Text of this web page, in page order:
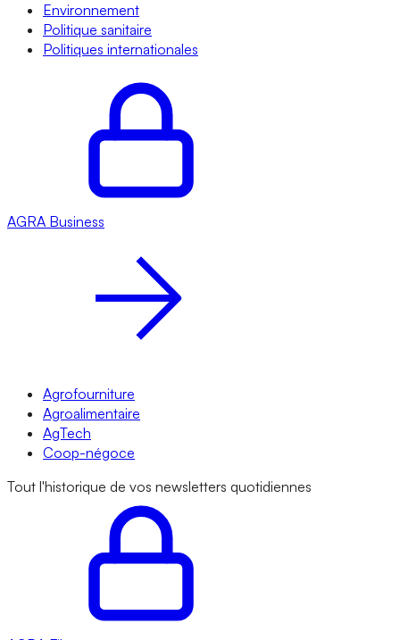
Environnement
Politique sanitaire
Politiques internationales
AGRA Business
Agrofourniture
Agroalimentaire
AgTech
Coop-négoce
Tout l'historique de vos newsletters quotidiennes